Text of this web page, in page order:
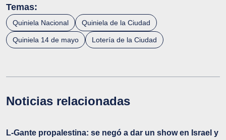
Temas:
Quiniela Nacional Quiniela de la Ciudad
Quiniela 14 de mayo Lotería de la Ciudad
Noticias relacionadas
L-Gante propalestina: se negó a dar un show en Israel y